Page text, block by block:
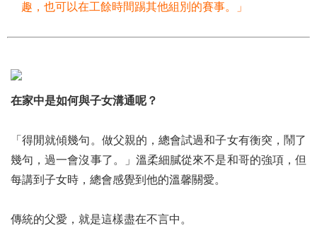
趣，也可以在工餘時間踢其他組別的賽事。」
在家中是如何與子女溝通呢？
「得閒就傾幾句。做父親的，總會試過和子女有衡突，鬧了
幾句，過一會沒事了。」溫柔細膩從來不是和哥的強項，但
每講到子女時，總會感覺到他的溫馨關愛。
傳統的父愛，就是這樣盡在不言中。